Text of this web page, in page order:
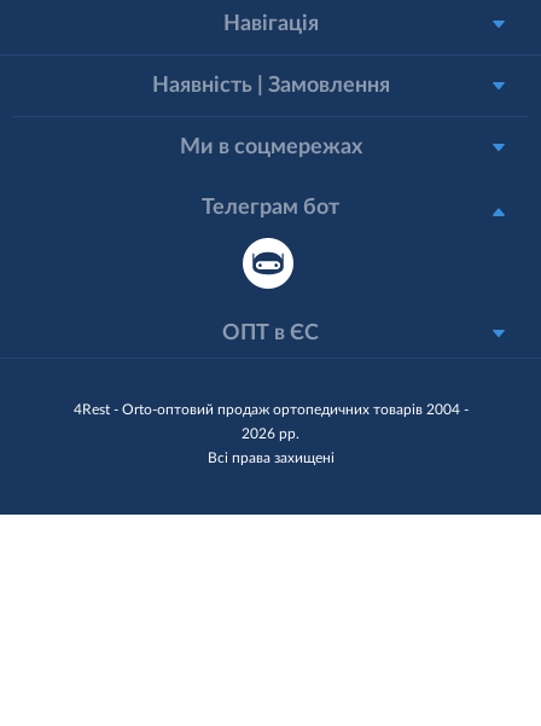
4Rest - Orto-оптовий продаж ортопедичних товарів 2004 -
2026 рр.
Всі права захищені
Навігація
Наявність | Замовлення
Ми в соцмережах
Телеграм бот
ОПТ в ЄС